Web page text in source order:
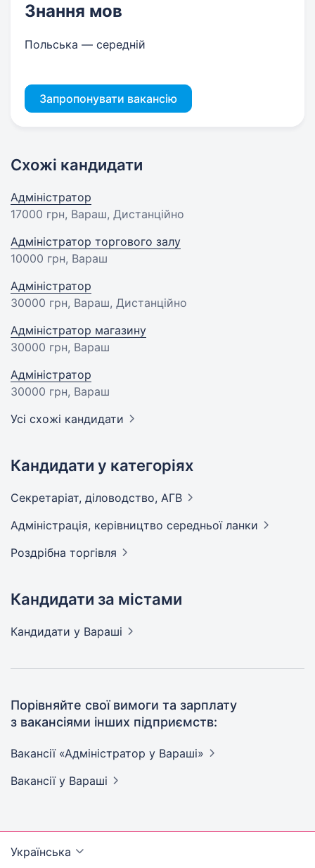
Знання мов
Польська — середній
Запропонувати вакансію
Схожі кандидати
Адміністратор
17000 грн, Вараш, Дистанційно
Адміністратор торгового залу
10000 грн, Вараш
Адміністратор
30000 грн, Вараш, Дистанційно
Адміністратор магазину
30000 грн, Вараш
Адміністратор
30000 грн, Вараш
Усі схожі кандидати
Кандидати у категоріях
Секретаріат, діловодство, АГВ
Адмiнiстрацiя, керівництво середньої ланки
Роздрібна торгівля
Кандидати за містами
Кандидати у Вараші
Порівняйте свої вимоги та зарплату
з вакансіями інших підприємств:
Вакансії «Адміністратор у Вараші»
Вакансії у Вараші
Українська